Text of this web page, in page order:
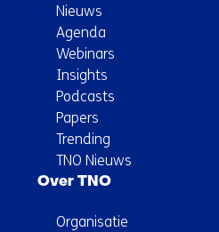
Nieuws
Agenda
Webinars
Insights
Podcasts
Papers
Trending
TNO Nieuws
Over TNO
Organisatie